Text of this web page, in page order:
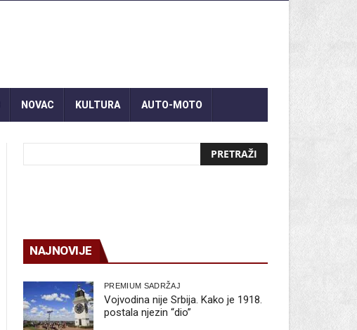
NOVAC KULTURA AUTO-MOTO
NAJNOVIJE
PREMIUM SADRŽAJ
Vojvodina nije Srbija. Kako je 1918.
postala njezin “dio”